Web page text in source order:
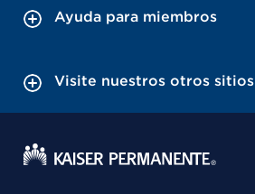
Ayuda para miembros
Visite nuestros otros sitios